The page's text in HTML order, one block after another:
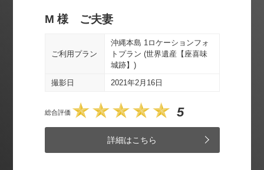
M 様 ご夫妻
ご利用プラン
沖縄本島 1ロケーションフォ
トプラン (世界遺産【座喜味
城跡】)
撮影日
2021年2月16日
総合評価 5
詳細はこちら